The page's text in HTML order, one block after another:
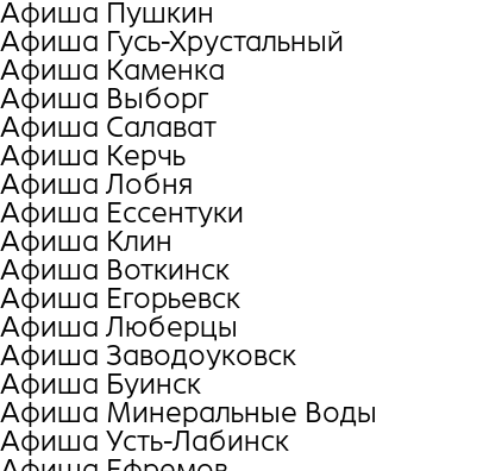
Афиша Пушкин
Афиша Гусь-Хрустальный
Афиша Каменка
Афиша Выборг
Афиша Салават
Афиша Керчь
Афиша Лобня
Афиша Ессентуки
Афиша Клин
Афиша Воткинск
Афиша Егорьевск
Афиша Люберцы
Афиша Заводоуковск
Афиша Буинск
Афиша Минеральные Воды
Афиша Усть-Лабинск